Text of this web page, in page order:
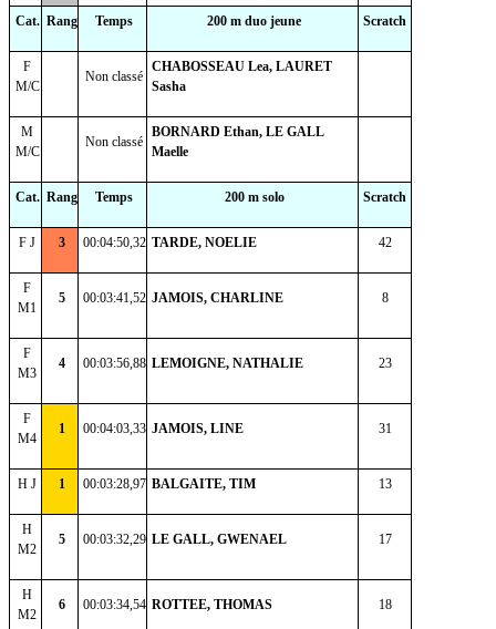
Cat. Rang Temps 200 m duo jeune Scratch
F
M/C
Non classé
CHABOSSEAU Lea, LAURET
Sasha
M
M/C
Non classé
BORNARD Ethan, LE GALL
Maelle
Cat. Rang Temps 200 m solo Scratch
F J 3 00:04:50,32 TARDE, NOELIE 42
F
M1
5 00:03:41,52 JAMOIS, CHARLINE 8
F
M3
4 00:03:56,88 LEMOIGNE, NATHALIE 23
F
M4
1 00:04:03,33 JAMOIS, LINE 31
H J 1 00:03:28,97 BALGAITE, TIM 13
H
M2
5 00:03:32,29 LE GALL, GWENAEL 17
H
M2
6 00:03:34,54 ROTTEE, THOMAS 18